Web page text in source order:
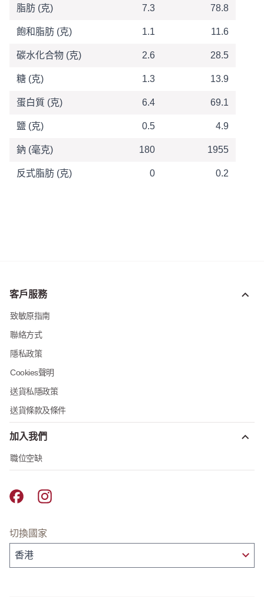
脂肪 (克) 7.3 78.8
飽和脂肪 (克) 1.1 11.6
碳水化合物 (克) 2.6 28.5
糖 (克) 1.3 13.9
蛋白質 (克) 6.4 69.1
鹽 (克) 0.5 4.9
鈉 (毫克) 180 1955
反式脂肪 (克) 0 0.2
客戶服務
致敏原指南
聯絡方式
隱私政策
Cookies聲明
送貨私隱政策
送貨條款及條件
加入我們
職位空缺
Pret A Manger facebook
Pret A Manger instagram
切換國家